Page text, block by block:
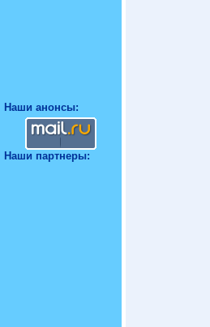
Наши анонсы:
Наши партнеры: